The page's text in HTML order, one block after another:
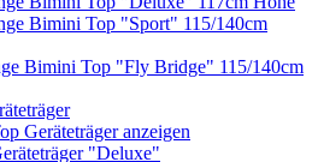
Bimini Top "Sport" 115/140cm
Bimini Top "Fly Bridge" 115/140cm
Geräteträger anzeigen
"Deluxe"